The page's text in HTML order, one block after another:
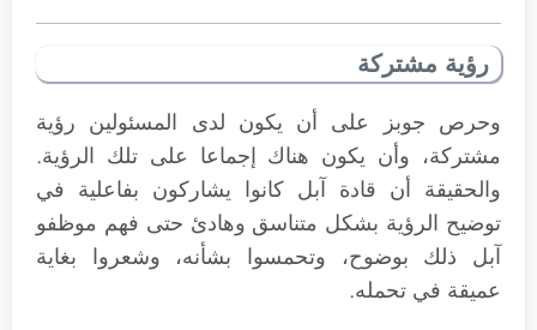
رؤية مشتركة
وحرص جوبز على أن يكون لدى المسئولين رؤية
مشتركة، وأن يكون هناك إجماعا على تلك الرؤية.
والحقيقة أن قادة آبل كانوا يشاركون بفاعلية في
توضيح الرؤية بشكل متناسق وهادئ حتى فهم موظفو
آبل ذلك بوضوح، وتحمسوا بشأنه، وشعروا بغاية
عميقة في تحمله.